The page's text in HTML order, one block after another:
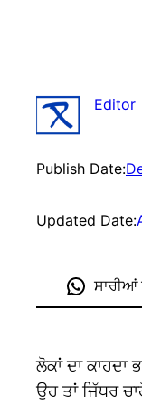
Editor
Publish Date:
Updated Date:
ਸਾਰੀਆਂ
ਲੋਕਾਂ ਦਾ ਕਾਹਦਾ
ਉਹ ਤਾਂ ਜਿੱਧਰ